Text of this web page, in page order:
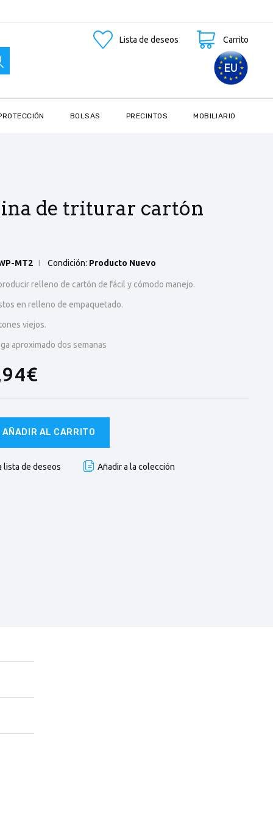
Lista de deseos Carrito
BOLSAS PRECINTOS MOBILIARIO
de triturar cartón
MT2 Condición: Producto Nuevo
relleno de cartón de fácil y cómodo manejo.
en relleno de empaquetado.
viejos.
aproximado dos semanas
AÑADIR AL CARRITO
lista de deseos Añadir a la colección